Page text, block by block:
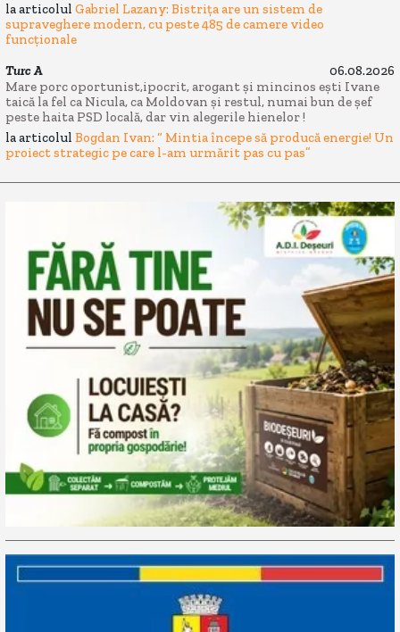
la articolul Gabriel Lazany: Bistrița are un sistem de
supraveghere modern, cu peste 485 de camere video
funcționale
Turc A
06.08.2026
Mare porc oportunist,ipocrit, arogant și mincinos ești Ivane
taică la fel ca Nicula, ca Moldovan și restul, numai bun de șef
peste haita PSD locală, dar vin alegerile hienelor !
la articolul Bogdan Ivan: “ Mintia începe să producă energie! Un
proiect strategic pe care l-am urmărit pas cu pas”